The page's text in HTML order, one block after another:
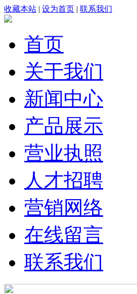
收藏本站 | 设为首页 | 联系我们
首页
关于我们
新闻中心
产品展示
营业执照
人才招聘
营销网络
在线留言
联系我们